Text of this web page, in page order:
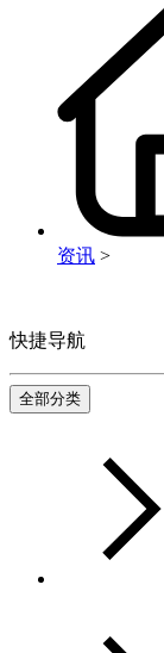
资讯 >
快捷导航
全部分类